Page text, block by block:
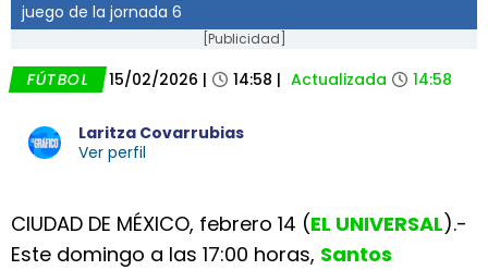
juego de la jornada 6
[Publicidad]
FÚTBOL 15/02/2026 | 14:58 | Actualizada 14:58
Laritza Covarrubias
Ver perfil
CIUDAD DE MÉXICO, febrero 14 (EL UNIVERSAL).-
Este domingo a las 17:00 horas, Santos